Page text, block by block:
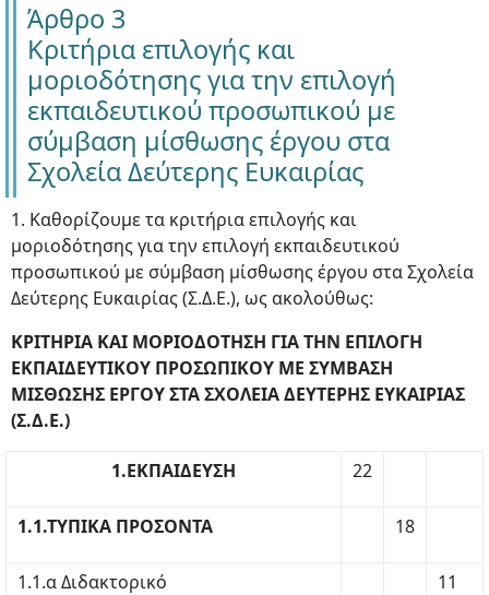
Άρθρο 3
Κριτήρια επιλογής και
μοριοδότησης για την επιλογή
εκπαιδευτικού προσωπικού με
σύμβαση μίσθωσης έργου στα
Σχολεία Δεύτερης Ευκαιρίας
1. Καθορίζουμε τα κριτήρια επιλογής και
μοριοδότησης για την επιλογή εκπαιδευτικού
προσωπικού με σύμβαση μίσθωσης έργου στα Σχολεία
Δεύτερης Ευκαιρίας (Σ.Δ.Ε.), ως ακολούθως:
ΚΡΙΤΗΡΙΑ ΚΑΙ ΜΟΡΙΟΔΟΤΗΣΗ ΓΙΑ ΤΗΝ ΕΠΙΛΟΓΗ
ΕΚΠΑΙΔΕΥΤΙΚΟΥ ΠΡΟΣΩΠΙΚΟΥ ΜΕ ΣΥΜΒΑΣΗ
ΜΙΣΘΩΣΗΣ ΕΡΓΟΥ ΣΤΑ ΣΧΟΛΕΙΑ ΔΕΥΤΕΡΗΣ ΕΥΚΑΙΡΙΑΣ
(Σ.Δ.Ε.)
1.ΕΚΠΑΙΔΕΥΣΗ 22
1.1.ΤΥΠΙΚΑ ΠΡΟΣΟΝΤΑ 18
1.1.α Διδακτορικό 11